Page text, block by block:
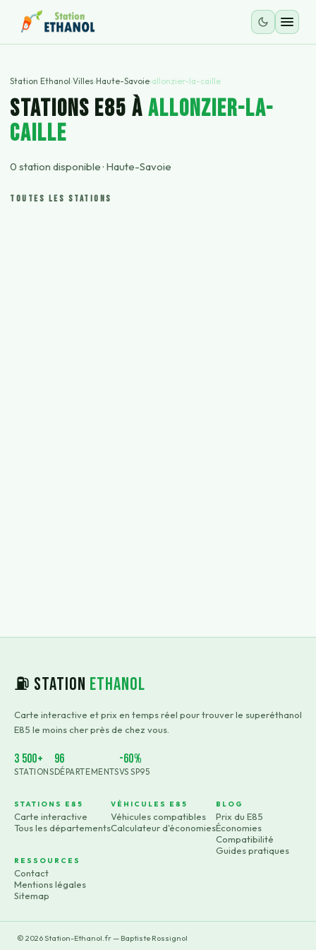
Station Ethanol›Villes›Haute-Savoie›allonzier-la-caille
STATIONS E85 Àallonzier-la-
caille
0 station disponible · Haute-Savoie
TOUTES LES STATIONS
⛽ Station Ethanol
Carte interactive et prix en temps réel pour trouver le superéthanol
E85 le moins cher près de chez vous.
3 500+
STATIONS
96
DÉPARTEMENTS
-60%
VS SP95
STATIONS E85
Carte interactive
Tous les départements
VÉHICULES E85
Véhicules compatibles
Calculateur d'économies
BLOG
Prix du E85
Économies
Compatibilité
Guides pratiques
RESSOURCES
Contact
Mentions légales
Sitemap
© 2026Station-Ethanol.fr — Baptiste Rossignol